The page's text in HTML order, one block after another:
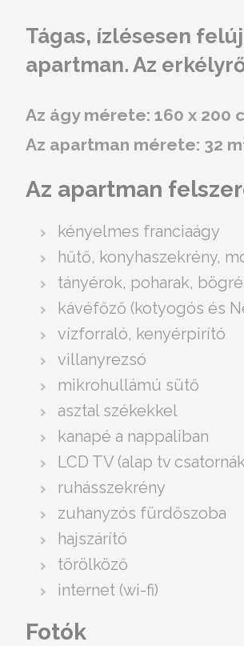
Tágas, ízlésesen
apartman. Az
Az ágy mérete: 160 x 200
Az apartman mérete: 32 m
Az apartman
kényelmes franciaágy
hűtő, konyhaszekrény,
tányérok, poharak,
kávéfőző (kotyogós és
vízforraló, kenyérpirító
villanyrezsó
mikrohullámú sütő
asztal székekkel
kanapé a nappaliban
LCD TV (alap tv
ruhásszekrény
zuhanyzós fürdőszoba
hajszárító
törölköző
internet (wi-fi)
Fotók